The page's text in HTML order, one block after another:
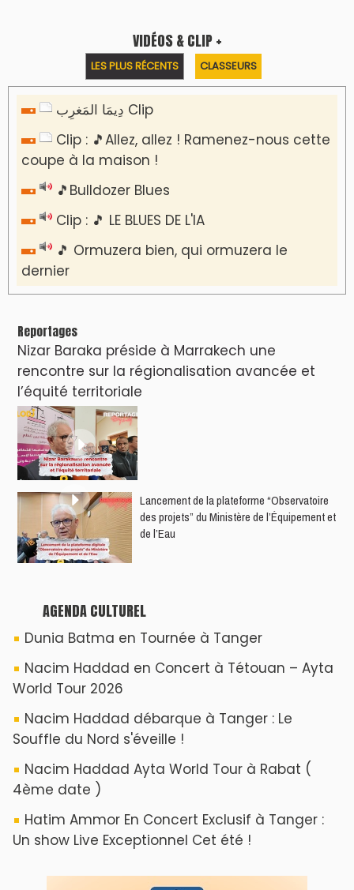
VIDÉOS & CLIP +
LES PLUS RÉCENTS CLASSEURS
دِيمَا المَغرِب Clip
Clip : 🎵Allez, allez ! Ramenez-nous cette
coupe à la maison !
🎵Bulldozer Blues
Clip : 🎵 LE BLUES DE L'IA
🎵 Ormuzera bien, qui ormuzera le
dernier
Reportages
Nizar Baraka préside à Marrakech une
rencontre sur la régionalisation avancée et
l’équité territoriale
​Lancement de la plateforme “Observatoire
des projets” du Ministère de l’Équipement et
de l’Eau
AGENDA CULTUREL
Dunia Batma en Tournée à Tanger
Nacim Haddad en Concert à Tétouan – Ayta
World Tour 2026
Nacim Haddad débarque à Tanger : Le
Souffle du Nord s'éveille !
Nacim Haddad Ayta World Tour à Rabat (
4ème date )
Hatim Ammor En Concert Exclusif à Tanger :
Un show Live Exceptionnel Cet été !